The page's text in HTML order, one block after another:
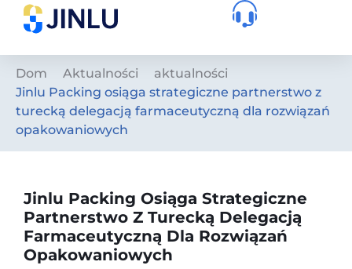
Dom Aktualności
aktualności
Jinlu Packing osiąga strategiczne partnerstwo z
turecką delegacją farmaceutyczną dla rozwiązań
opakowaniowych
Jinlu Packing Osiąga Strategiczne
Partnerstwo Z Turecką Delegacją
Farmaceutyczną Dla Rozwiązań
Opakowaniowych